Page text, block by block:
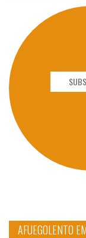
AFUEGOLENTO